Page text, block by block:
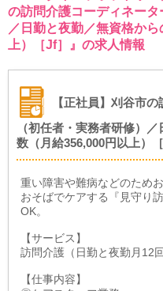
の訪問介護コーディネータ
／日勤と夜勤／無資格か
上）［Jf］』の求人情報
【正社員】刈谷市
（初任者・実務者研修）
数（月給356,000円以上）［
重い障害や難病などのため
おそばでケアする『見守り
OK。
【サービス】
訪問介護（日勤と夜勤月12回
【仕事内容】